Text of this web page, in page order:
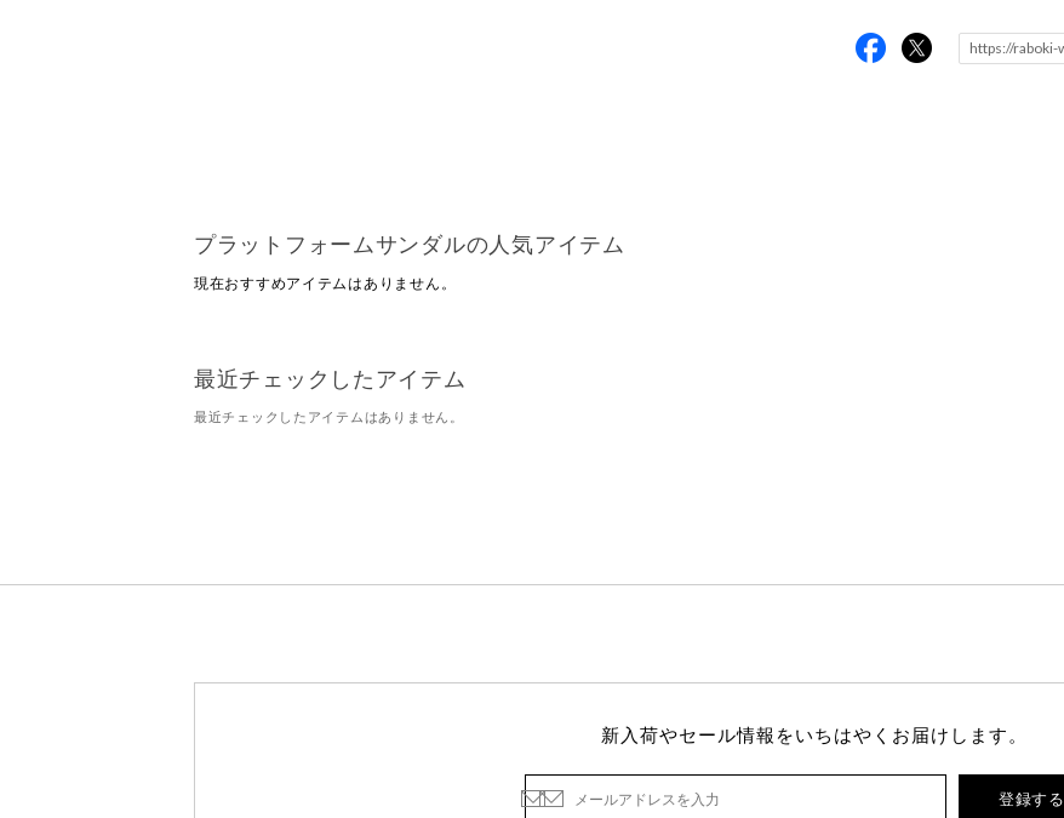
プラットフォームサンダルの人気アイテム
現在おすすめアイテムはありません。
最近チェックしたアイテム
最近チェックしたアイテムはありません。
新入荷やセール情報をいちはやくお届けします。
登録する